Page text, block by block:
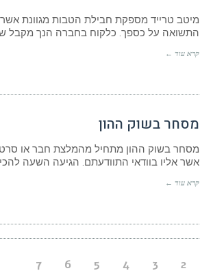
מיטב טרייד מספקת חבילת הטבות מגוונת
התשואה על כספך. כלקוח בחברה הנך מקבל
קרא עוד ←
מסחר בשוק ההון
מסחר בשוק ההון מתחיל מהמלצת חבר או
אשר אליו בוודאי התוודעתם. הגיעה השעה
קרא עוד ←
2
3
4
5
6
7